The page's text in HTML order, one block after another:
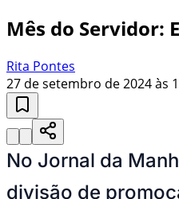
Mês do Servidor:
Rita Pontes
27 de setembro de 2024 às
No Jornal da
divisão de